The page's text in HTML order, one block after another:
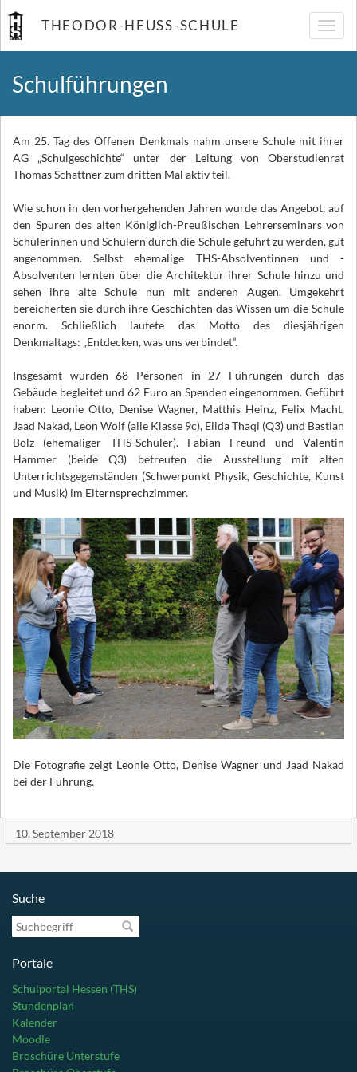
THEODOR-HEUSS-SCHULE
Schulführungen
Am 25. Tag des Offenen Denkmals nahm unsere Schule mit ihrer
AG „Schulgeschichte“ unter der Leitung von Oberstudienrat
Thomas Schattner zum dritten Mal aktiv teil.
Wie schon in den vorhergehenden Jahren wurde das Angebot, auf
den Spuren des alten Königlich-Preußischen Lehrerseminars von
Schülerinnen und Schülern durch die Schule geführt zu werden, gut
angenommen. Selbst ehemalige THS-Absolventinnen und -
Absolventen lernten über die Architektur ihrer Schule hinzu und
sehen ihre alte Schule nun mit anderen Augen. Umgekehrt
bereicherten sie durch ihre Geschichten das Wissen um die Schule
enorm. Schließlich lautete das Motto des diesjährigen
Denkmaltags: „Entdecken, was uns verbindet“.
Insgesamt wurden 68 Personen in 27 Führungen durch das
Gebäude begleitet und 62 Euro an Spenden eingenommen. Geführt
haben: Leonie Otto, Denise Wagner, Matthis Heinz, Felix Macht,
Jaad Nakad, Leon Wolf (alle Klasse 9c), Elida Thaqi (Q3) und Bastian
Bolz (ehemaliger THS-Schüler). Fabian Freund und Valentin
Hammer (beide Q3) betreuten die Ausstellung mit alten
Unterrichtsgegenständen (Schwerpunkt Physik, Geschichte, Kunst
und Musik) im Elternsprechzimmer.
Die Fotografie zeigt Leonie Otto, Denise Wagner und Jaad Nakad
bei der Führung.
10. September 2018
Suche
Suchbegriff
Portale
Schulportal Hessen (THS)
Stundenplan
Kalender
Moodle
Broschüre Unterstufe